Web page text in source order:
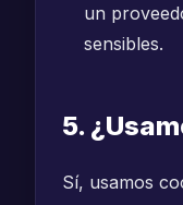
un
sensibles.
5.
Sí, usamos